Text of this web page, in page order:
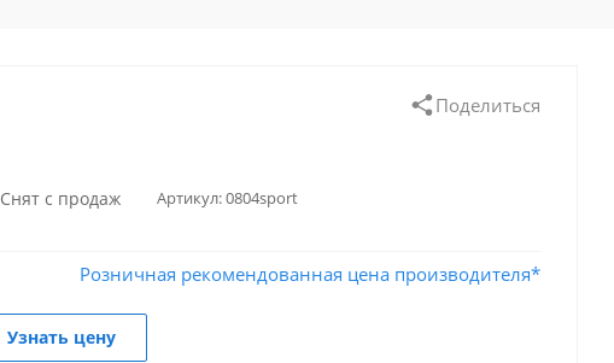
Поделиться
Снят с продаж Артикул:0804sport
Розничная рекомендованная цена производителя*
Узнать цену